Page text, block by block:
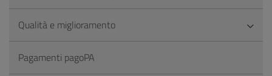
Qualità e miglioramento
Pagamenti pagoPA